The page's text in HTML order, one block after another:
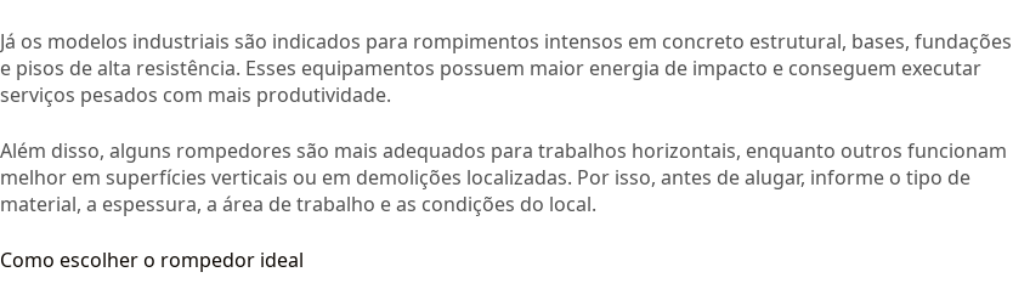
Já os modelos industriais são indicados para rompimentos intensos em concreto estrutural, bases, fundações
e pisos de alta resistência. Esses equipamentos possuem maior energia de impacto e conseguem executar
serviços pesados com mais produtividade.
Além disso, alguns rompedores são mais adequados para trabalhos horizontais, enquanto outros funcionam
melhor em superfícies verticais ou em demolições localizadas. Por isso, antes de alugar, informe o tipo de
material, a espessura, a área de trabalho e as condições do local.
Como escolher o rompedor ideal